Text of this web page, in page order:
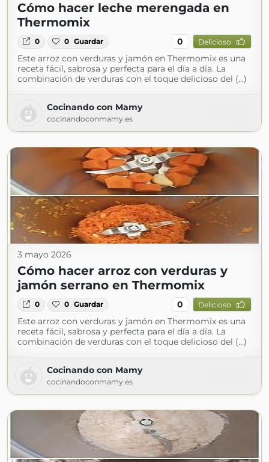
Cómo hacer leche merengada en
Thermomix
0 0 Guardar 0 Delicioso
Este arroz con verduras y jamón en Thermomix es una
receta fácil, sabrosa y perfecta para el día a día. La
combinación de verduras con el toque delicioso del (...)
Cocinando con Mamy
cocinandoconmamy.es
3 mayo 2026
Cómo hacer arroz con verduras y
jamón serrano en Thermomix
0 0 Guardar 0 Delicioso
Este arroz con verduras y jamón en Thermomix es una
receta fácil, sabrosa y perfecta para el día a día. La
combinación de verduras con el toque delicioso del (...)
Cocinando con Mamy
cocinandoconmamy.es